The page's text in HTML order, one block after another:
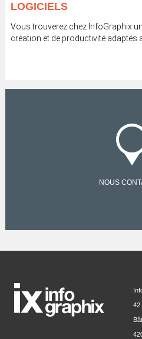
LOGICIELS
Vous trouverez chez InfoGraphix
création et de productivité adaptés
NOUS
42